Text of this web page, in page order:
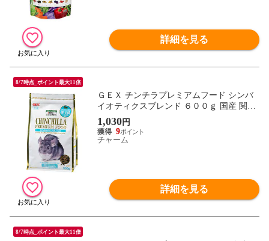
詳細を見る
8/7時点_ポイント最大11倍
ＧＥＸ チンチラプレミアムフード シンバ
イオティクスブレンド ６００ｇ 国産 関東
当日便
1,030円
9
チャーム
詳細を見る
8/7時点_ポイント最大11倍